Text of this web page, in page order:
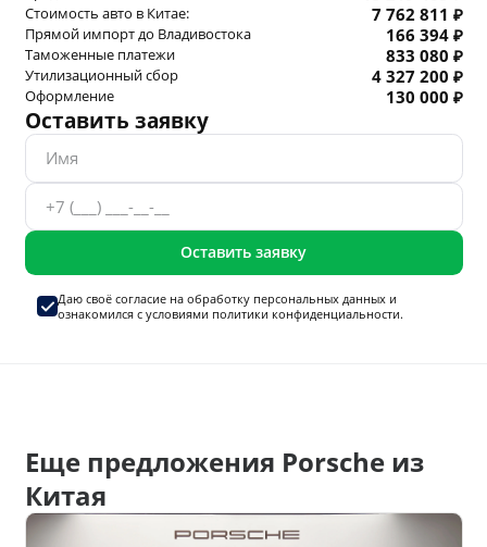
Стоимость авто в Китае: 7 762 811 ₽
Прямой импорт до Владивостока 166 394 ₽
Таможенные платежи 833 080 ₽
Утилизационный сбор 4 327 200 ₽
Оформление 130 000 ₽
Оставить заявку
Оставить заявку
Даю своё согласие на обработку персональных данныхи
ознакомился с условиями политики конфиденциальности.
Еще предложения Porsche из
Китая